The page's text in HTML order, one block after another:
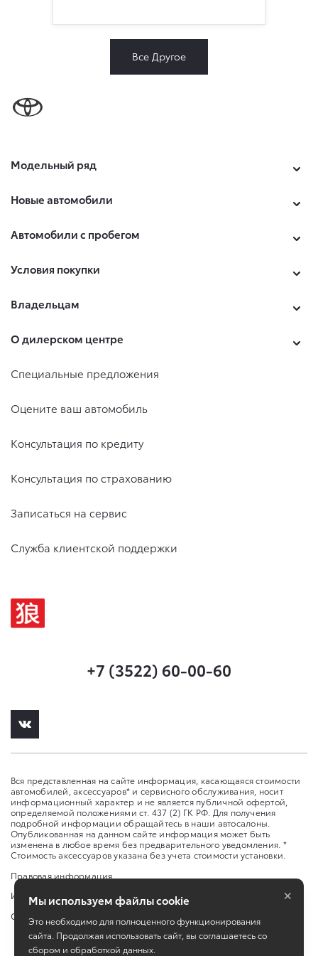
Все Другое
Модельный ряд
Новые автомобили
Автомобили с пробегом
Условия покупки
Владельцам
О дилерском центре
Специальные предложения
Оцените ваш автомобиль
Консультация по кредиту
Консультация по страхованию
Записаться на сервис
Служба клиентской поддержки
+7 (3522) 60-00-60
Вся представленная на сайте информация, касающаяся стоимости
автомобилей, аксессуаров* и сервисного обслуживания, носит
информационный характер и не является публичной офертой,
определяемой положениями ст. 437 (2) ГК РФ. Для получения
подробной информации обращайтесь в наши автосалоны.
Опубликованная на данном сайте информация может быть
изменена в любое время без предварительного уведомления. *
Стоимость аксессуаров указана без учета стоимости установки.
Правовая информация
Изменить настройку cookies
Сбросить cookie
Мы используем файлы cookie
Это необходимо для полноценного функционирования
сайта. Продолжая использовать сайт, вы соглашаетесь со
сбором и обработкой данных.
×